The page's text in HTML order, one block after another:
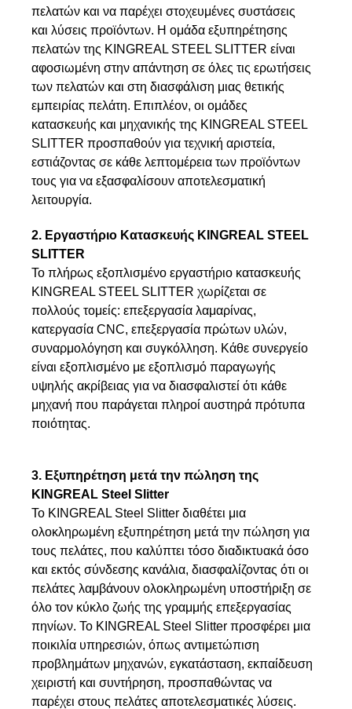
πελατών και να παρέχει στοχευμένες συστάσεις
και λύσεις προϊόντων. Η ομάδα εξυπηρέτησης
πελατών της KINGREAL STEEL SLITTER είναι
αφοσιωμένη στην απάντηση σε όλες τις ερωτήσεις
των πελατών και στη διασφάλιση μιας θετικής
εμπειρίας πελάτη. Επιπλέον, οι ομάδες
κατασκευής και μηχανικής της KINGREAL STEEL
SLITTER προσπαθούν για τεχνική αριστεία,
εστιάζοντας σε κάθε λεπτομέρεια των προϊόντων
τους για να εξασφαλίσουν αποτελεσματική
λειτουργία.
2. Εργαστήριο Κατασκευής KINGREAL STEEL
SLITTER
Το πλήρως εξοπλισμένο εργαστήριο κατασκευής
KINGREAL STEEL SLITTER χωρίζεται σε
πολλούς τομείς: επεξεργασία λαμαρίνας,
κατεργασία CNC, επεξεργασία πρώτων υλών,
συναρμολόγηση και συγκόλληση. Κάθε συνεργείο
είναι εξοπλισμένο με εξοπλισμό παραγωγής
υψηλής ακρίβειας για να διασφαλιστεί ότι κάθε
μηχανή που παράγεται πληροί αυστηρά πρότυπα
ποιότητας.
3. Εξυπηρέτηση μετά την πώληση της
KINGREAL Steel Slitter
Το KINGREAL Steel Slitter διαθέτει μια
ολοκληρωμένη εξυπηρέτηση μετά την πώληση για
τους πελάτες, που καλύπτει τόσο διαδικτυακά όσο
και εκτός σύνδεσης κανάλια, διασφαλίζοντας ότι οι
πελάτες λαμβάνουν ολοκληρωμένη υποστήριξη σε
όλο τον κύκλο ζωής της γραμμής επεξεργασίας
πηνίων. Το KINGREAL Steel Slitter προσφέρει μια
ποικιλία υπηρεσιών, όπως αντιμετώπιση
προβλημάτων μηχανών, εγκατάσταση, εκπαίδευση
χειριστή και συντήρηση, προσπαθώντας να
παρέχει στους πελάτες αποτελεσματικές λύσεις.